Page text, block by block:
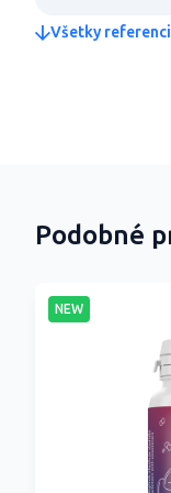
Všetky
Podobné
NEW